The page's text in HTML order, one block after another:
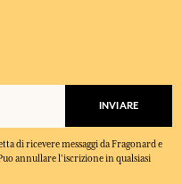
INVIARE
di ricevere messaggi da Fragonard e
annullare l'iscrizione in qualsiasi